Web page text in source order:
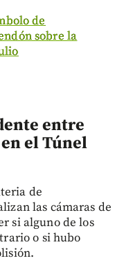
de
sobre la
entre
el Túnel
de
las cámaras de
si alguno de los
o si hubo